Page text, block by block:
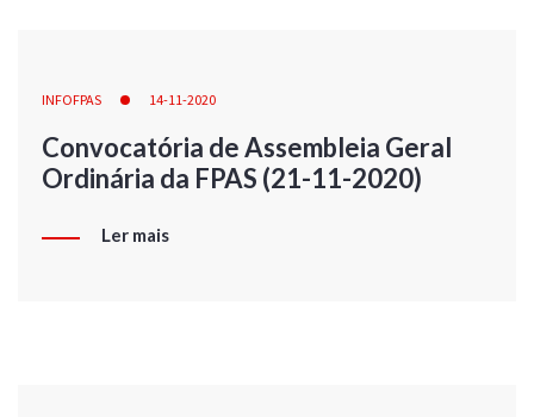
INFOFPAS 14-11-2020
Convocatória de Assembleia Geral
Ordinária da FPAS (21-11-2020)
Ler mais